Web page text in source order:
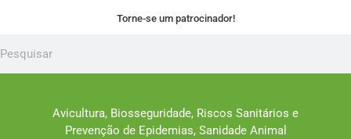
Torne-se um patrocinador!
Avicultura, Biosseguridade, Riscos Sanitários e
Prevenção de Epidemias, Sanidade Animal